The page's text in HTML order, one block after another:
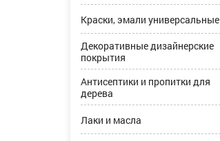
Краски, эмали универсальные
Декоративные дизайнерские
покрытия
Антисептики и пропитки для
дерева
Лаки и масла